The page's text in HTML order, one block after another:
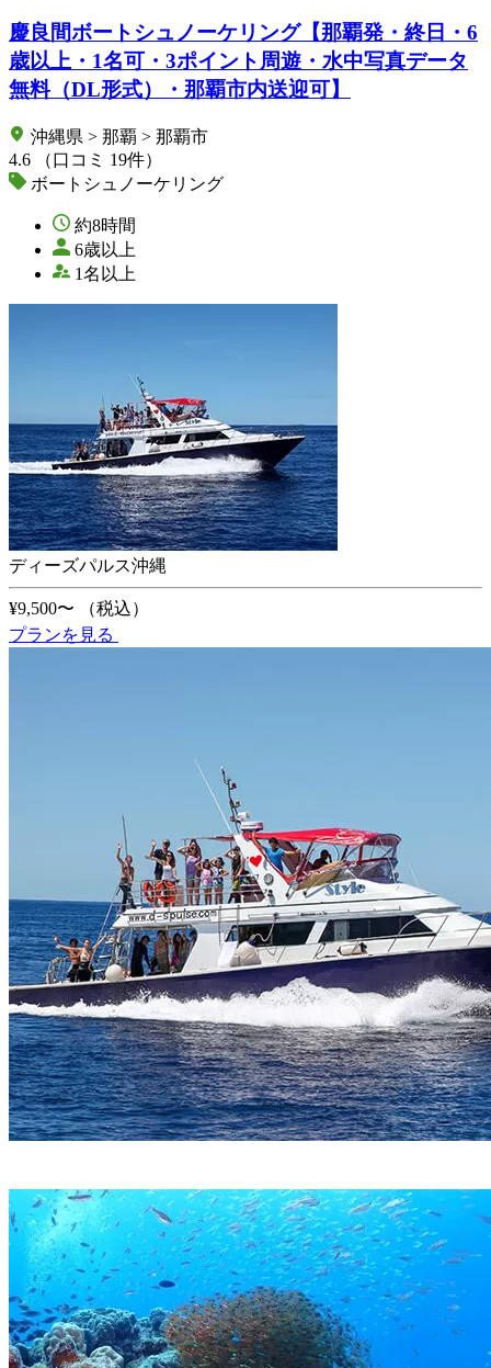
慶良間ボートシュノーケリング【那覇発・終日・6
歳以上・1名可・3ポイント周遊・水中写真データ
無料（DL形式）・那覇市内送迎可】
沖縄県 > 那覇 > 那覇市
4.6
（口コミ 19件）
ボートシュノーケリング
約8時間
6歳以上
1名以上
ディーズパルス沖縄
¥9,500〜
（税込）
プランを見る